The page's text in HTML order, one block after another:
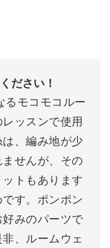
ださい！
るモコモコルー
ッスンで使用
、編み地が少
せんが、その
トもあります
す。ポンポン
みのパーツで
、ルームウェ